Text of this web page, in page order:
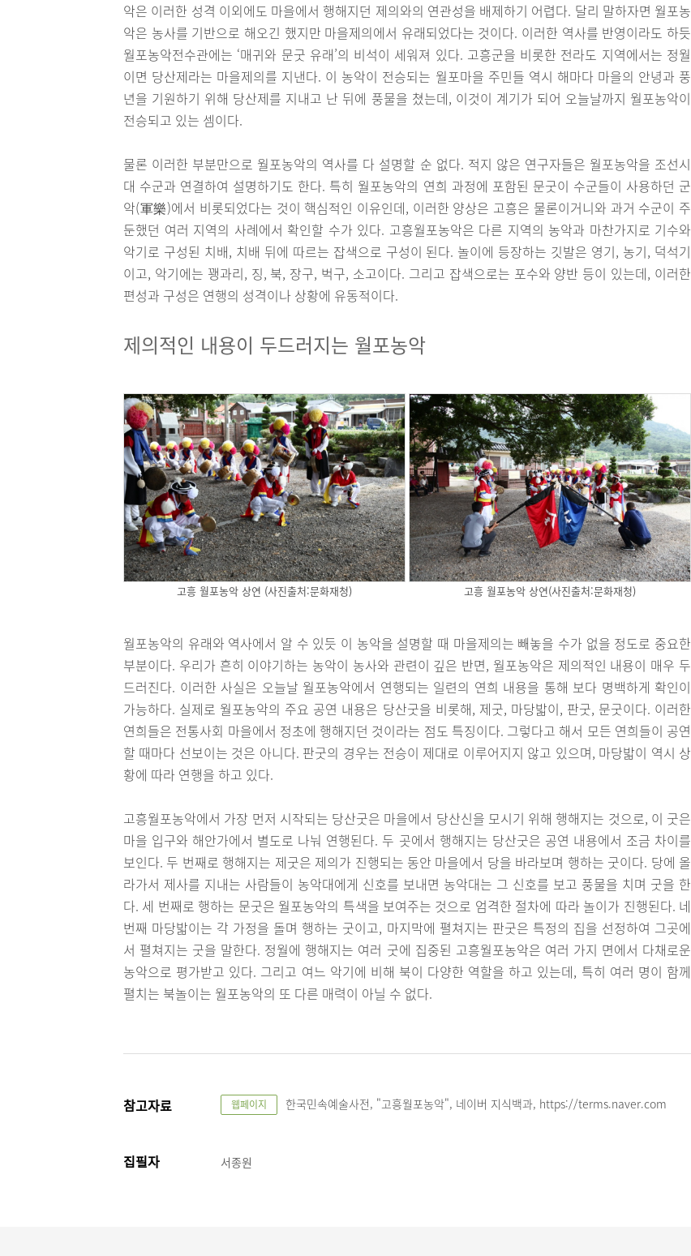
악은 이러한 성격 이외에도 마을에서 행해지던 제의와의 연관성을 배제하기 어렵다. 달리 말하자면 월포농
악은 농사를 기반으로 해오긴 했지만 마을제의에서 유래되었다는 것이다. 이러한 역사를 반영이라도 하듯
월포농악전수관에는 ‘매귀와 문굿 유래’의 비석이 세워져 있다. 고흥군을 비롯한 전라도 지역에서는 정월
이면 당산제라는 마을제의를 지낸다. 이 농악이 전승되는 월포마을 주민들 역시 해마다 마을의 안녕과 풍
년을 기원하기 위해 당산제를 지내고 난 뒤에 풍물을 쳤는데, 이것이 계기가 되어 오늘날까지 월포농악이
전승되고 있는 셈이다.
물론 이러한 부분만으로 월포농악의 역사를 다 설명할 순 없다. 적지 않은 연구자들은 월포농악을 조선시
대 수군과 연결하여 설명하기도 한다. 특히 월포농악의 연희 과정에 포함된 문굿이 수군들이 사용하던 군
악(軍樂)에서 비롯되었다는 것이 핵심적인 이유인데, 이러한 양상은 고흥은 물론이거니와 과거 수군이 주
둔했던 여러 지역의 사례에서 확인할 수가 있다. 고흥월포농악은 다른 지역의 농악과 마찬가지로 기수와
악기로 구성된 치배, 치배 뒤에 따르는 잡색으로 구성이 된다. 놀이에 등장하는 깃발은 영기, 농기, 덕석기
이고, 악기에는 꽹과리, 징, 북, 장구, 벅구, 소고이다. 그리고 잡색으로는 포수와 양반 등이 있는데, 이러한
편성과 구성은 연행의 성격이나 상황에 유동적이다.
제의적인 내용이 두드러지는 월포농악
고흥 월포농악 상연 (사진출처:문화재청) 고흥 월포농악 상연(사진출처:문화재청)
월포농악의 유래와 역사에서 알 수 있듯 이 농악을 설명할 때 마을제의는 빼놓을 수가 없을 정도로 중요한
부분이다. 우리가 흔히 이야기하는 농악이 농사와 관련이 깊은 반면, 월포농악은 제의적인 내용이 매우 두
드러진다. 이러한 사실은 오늘날 월포농악에서 연행되는 일련의 연희 내용을 통해 보다 명백하게 확인이
가능하다. 실제로 월포농악의 주요 공연 내용은 당산굿을 비롯해, 제굿, 마당밟이, 판굿, 문굿이다. 이러한
연희들은 전통사회 마을에서 정초에 행해지던 것이라는 점도 특징이다. 그렇다고 해서 모든 연희들이 공연
할 때마다 선보이는 것은 아니다. 판굿의 경우는 전승이 제대로 이루어지지 않고 있으며, 마당밟이 역시 상
황에 따라 연행을 하고 있다.
고흥월포농악에서 가장 먼저 시작되는 당산굿은 마을에서 당산신을 모시기 위해 행해지는 것으로, 이 굿은
마을 입구와 해안가에서 별도로 나눠 연행된다. 두 곳에서 행해지는 당산굿은 공연 내용에서 조금 차이를
보인다. 두 번째로 행해지는 제굿은 제의가 진행되는 동안 마을에서 당을 바라보며 행하는 굿이다. 당에 올
라가서 제사를 지내는 사람들이 농악대에게 신호를 보내면 농악대는 그 신호를 보고 풍물을 치며 굿을 한
다. 세 번째로 행하는 문굿은 월포농악의 특색을 보여주는 것으로 엄격한 절차에 따라 놀이가 진행된다. 네
번째 마당밟이는 각 가정을 돌며 행하는 굿이고, 마지막에 펼쳐지는 판굿은 특정의 집을 선정하여 그곳에
서 펼쳐지는 굿을 말한다. 정월에 행해지는 여러 굿에 집중된 고흥월포농악은 여러 가지 면에서 다채로운
농악으로 평가받고 있다. 그리고 여느 악기에 비해 북이 다양한 역할을 하고 있는데, 특히 여러 명이 함께
펼치는 북놀이는 월포농악의 또 다른 매력이 아닐 수 없다.
참고자료 웹페이지 한국민속예술사전, "고흥월포농악", 네이버 지식백과, https://terms.naver.com
집필자 서종원